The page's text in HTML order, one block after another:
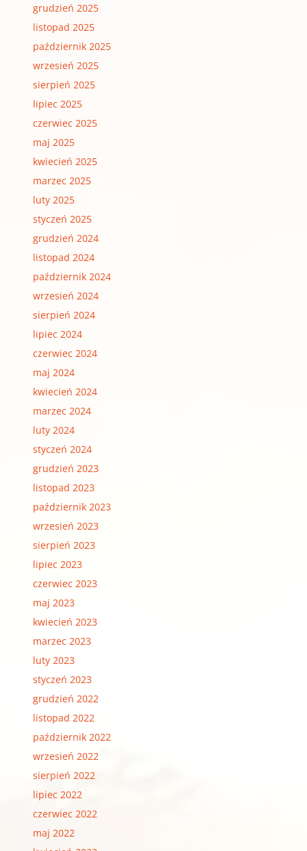
grudzień 2025
listopad 2025
październik 2025
wrzesień 2025
sierpień 2025
lipiec 2025
czerwiec 2025
maj 2025
kwiecień 2025
marzec 2025
luty 2025
styczeń 2025
grudzień 2024
listopad 2024
październik 2024
wrzesień 2024
sierpień 2024
lipiec 2024
czerwiec 2024
maj 2024
kwiecień 2024
marzec 2024
luty 2024
styczeń 2024
grudzień 2023
listopad 2023
październik 2023
wrzesień 2023
sierpień 2023
lipiec 2023
czerwiec 2023
maj 2023
kwiecień 2023
marzec 2023
luty 2023
styczeń 2023
grudzień 2022
listopad 2022
październik 2022
wrzesień 2022
sierpień 2022
lipiec 2022
czerwiec 2022
maj 2022